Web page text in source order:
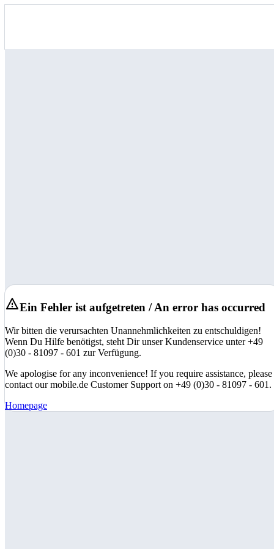
Ein Fehler ist aufgetreten / An error has occurred
Wir bitten die verursachten Unannehmlichkeiten zu entschuldigen!
Wenn Du Hilfe benötigst, steht Dir unser Kundenservice unter +49
(0)30 - 81097 - 601 zur Verfügung.
We apologise for any inconvenience! If you require assistance, please
contact our mobile.de Customer Support on +49 (0)30 - 81097 - 601.
Homepage